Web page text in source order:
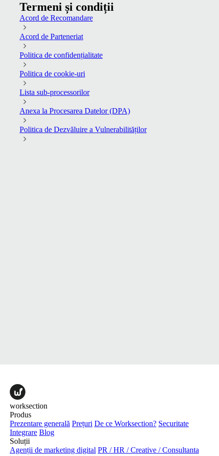
Termeni și condiții
Acord de Recomandare
Acord de Parteneriat
Politica de confidențialitate
Politica de cookie-uri
Lista sub-processorilor
Anexa la Procesarea Datelor (DPA)
Politica de Dezvăluire a Vulnerabilităților
worksection
Produs
Prezentare generală Prețuri De ce Worksection? Securitate
Integrare Blog
Soluții
Agenții de marketing digital PR / HR / Creative / Consultanta